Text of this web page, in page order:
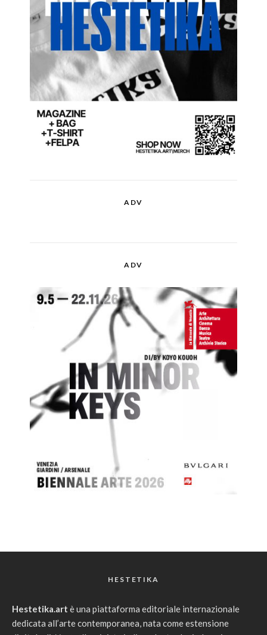
ADV
ADV
HESTETIKA
Hestetika.art è una piattaforma editoriale internazionale
dedicata all’arte contemporanea, nata come estensione